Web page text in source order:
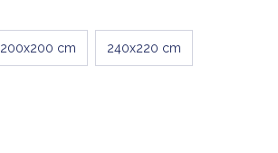
200x200 cm 240x220 cm